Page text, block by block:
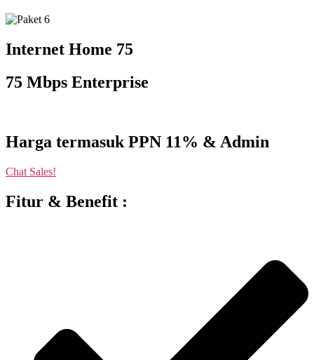
Internet Home 75
75 Mbps Enterprise
Harga termasuk PPN 11% & Admin
Chat Sales!
Fitur & Benefit :